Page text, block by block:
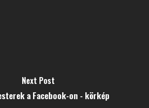
Next Post
a Facebook-on - körkép